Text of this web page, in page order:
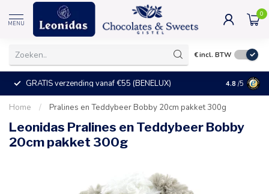
MENU
0
€incl. BTW
GRATIS verzending vanaf €55 (BENELUX) +25°C =
4.8 /5
Home / Pralines en Teddybeer Bobby 20cm pakket 300g
Leonidas Pralines en Teddybeer Bobby
20cm pakket 300g